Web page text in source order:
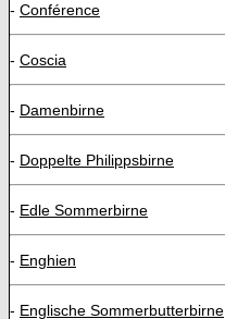
- Conférence
- Coscia
- Damenbirne
- Doppelte Philippsbirne
- Edle Sommerbirne
- Enghien
- Englische Sommerbutterbirne